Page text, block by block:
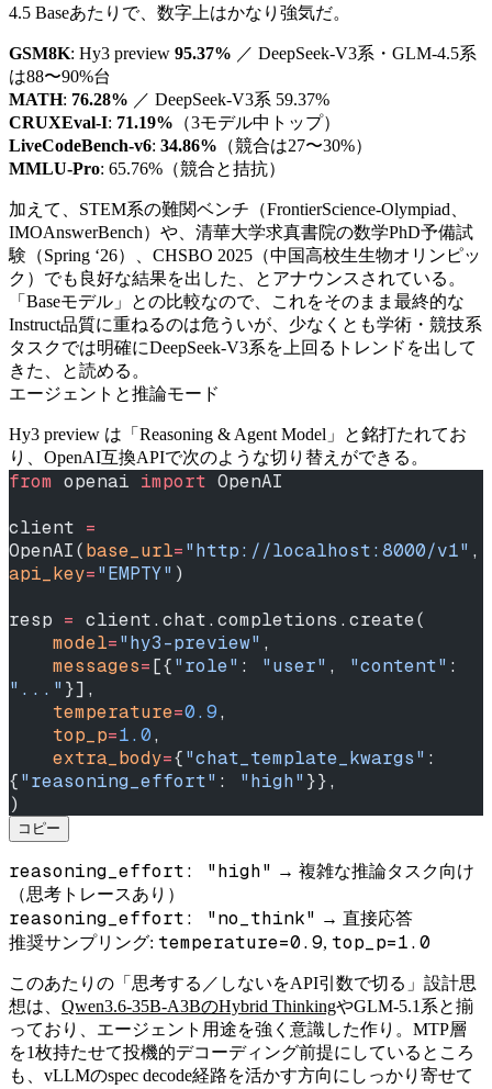
4.5 Baseあたりで、数字上はかなり強気だ。
GSM8K: Hy3 preview 95.37% ／ DeepSeek-V3系・GLM-4.5系
は88〜90%台
MATH: 76.28% ／ DeepSeek-V3系 59.37%
CRUXEval-I: 71.19% （3モデル中トップ）
LiveCodeBench-v6: 34.86% （競合は27〜30%）
MMLU-Pro: 65.76%（競合と拮抗）
加えて、STEM系の難関ベンチ（FrontierScience-Olympiad、
IMOAnswerBench）や、清華大学求真書院の数学PhD予備試
験（Spring ‘26）、CHSBO 2025（中国高校生生物オリンピッ
ク）でも良好な結果を出した、とアナウンスされている。
「Baseモデル」との比較なので、これをそのまま最終的な
Instruct品質に重ねるのは危ういが、少なくとも学術・競技系
タスクでは明確にDeepSeek-V3系を上回るトレンドを出して
きた、と読める。
エージェントと推論モード
Hy3 preview は「Reasoning & Agent Model」と銘打たれてお
り、OpenAI互換APIで次のような切り替えができる。
from openai import OpenAI
client =
OpenAI(base_url="http://localhost:8000/v1"
api_key="EMPTY" )
resp = client.chat.completions.create(
    model
="hy3-preview" ,
    messages
=[{"role" : "user" , "content"
"..." }],
    temperature
=0.9,
    top_p
=1.0,
    extra_body
={"chat_template_kwargs" :
{"reasoning_effort" : "high" }},
)
コピー
reasoning_effort: "high" → 複雑な推論タスク向け
（思考トレースあり）
reasoning_effort: "no_think" → 直接応答
推奨サンプリング: temperature=0.9, top_p=1.0
このあたりの「思考する／しないをAPI引数で切る」設計思
想は、 Qwen3.6-35B-A3BのHybrid ThinkingやGLM-5.1系と揃
っており、エージェント用途を強く意識した作り。MTP層
を1枚持たせて投機的デコーディング前提にしているところ
も、vLLMのspec decode経路を活かす方向にしっかり寄せて